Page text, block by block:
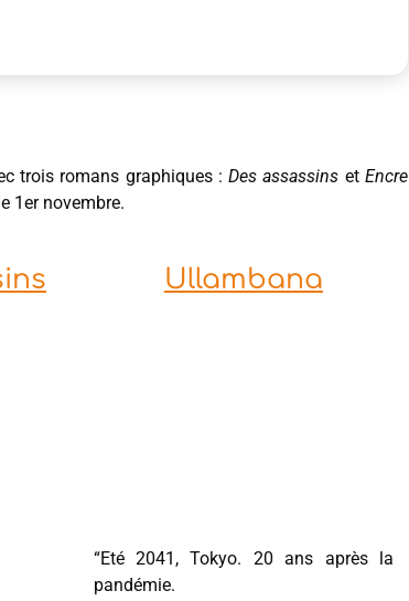
trois romans graphiques :Des assassins etEncre
1er novembre.
Ullambana
“Eté 2041, Tokyo. 20 ans après la
pandémie.